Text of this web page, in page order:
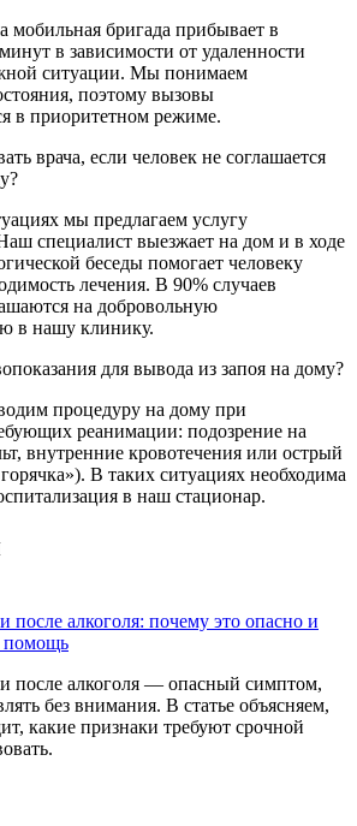
мобильная бригада прибывает в
в зависимости от удаленности
ситуации. Мы понимаем
поэтому вызовы
в приоритетном режиме.
врача, если человек не соглашается
мы предлагаем услугу
специалист выезжает на дом и в ходе
беседы помогает человеку
лечения. В 90% случаев
на добровольную
в нашу клинику.
для вывода из запоя на дому?
процедуру на дому при
реанимации: подозрение на
внутренние кровотечения или острый
В таких ситуациях необходима
в наш стационар.
алкоголя: почему это опасно и
помощь
после алкоголя — опасный симптом,
без внимания. В статье объясняем,
какие признаки требуют срочной